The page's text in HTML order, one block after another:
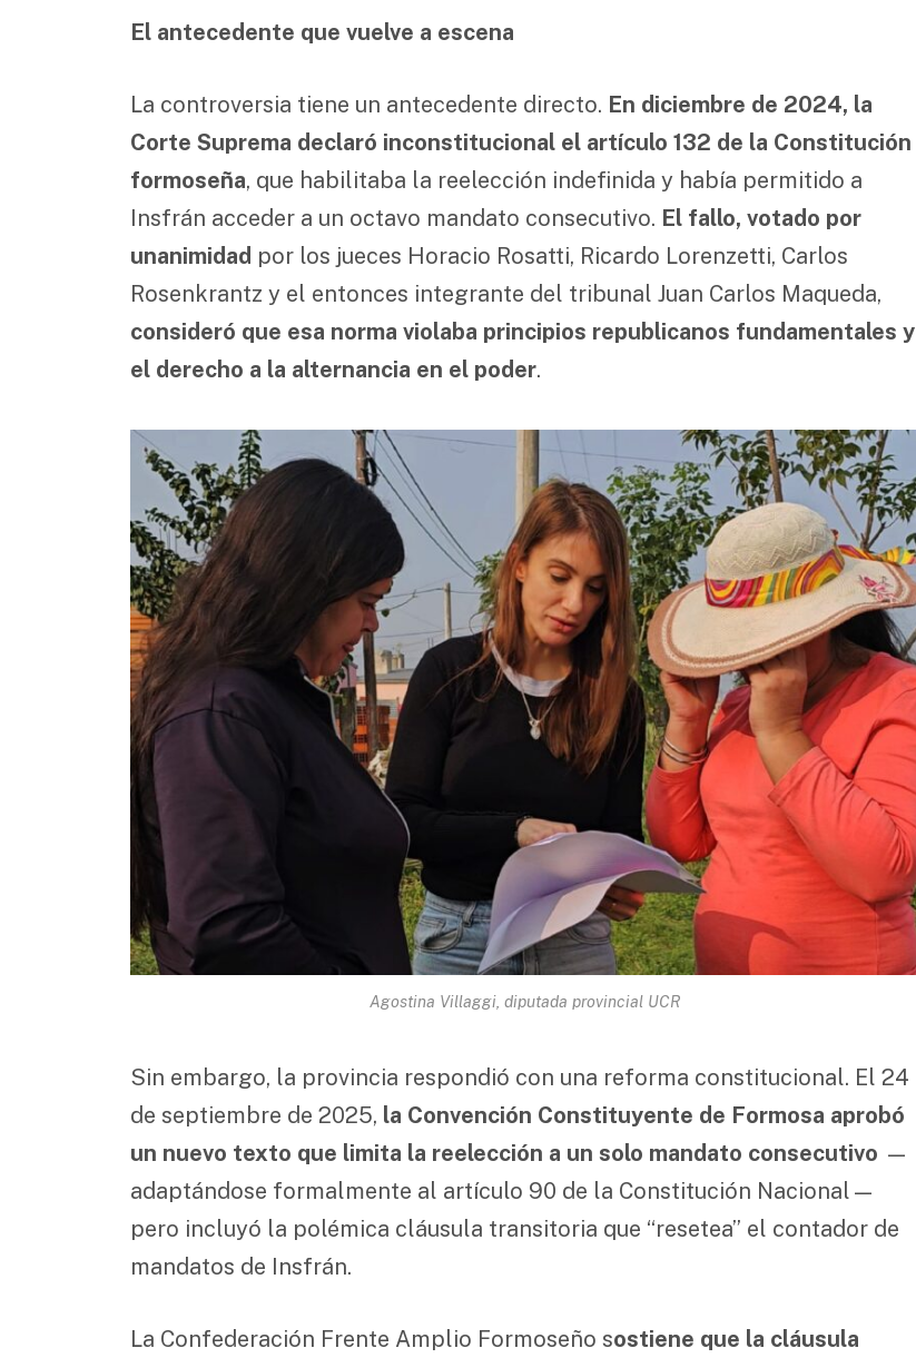
El antecedente que vuelve a escena
La controversia tiene un antecedente directo. En diciembre de 2024, la
Corte Suprema declaró inconstitucional el artículo 132 de la Constitución
formoseña, que habilitaba la reelección indefinida y había permitido a
Insfrán acceder a un octavo mandato consecutivo. El fallo, votado por
unanimidad por los jueces Horacio Rosatti, Ricardo Lorenzetti, Carlos
Rosenkrantz y el entonces integrante del tribunal Juan Carlos Maqueda,
consideró que esa norma violaba principios republicanos fundamentales y
el derecho a la alternancia en el poder.
Agostina Villaggi, diputada provincial UCR
Sin embargo, la provincia respondió con una reforma constitucional. El 24
de septiembre de 2025, la Convención Constituyente de Formosa aprobó
un nuevo texto que limita la reelección a un solo mandato consecutivo —
adaptándose formalmente al artículo 90 de la Constitución Nacional—
pero incluyó la polémica cláusula transitoria que “resetea” el contador de
mandatos de Insfrán.
La Confederación Frente Amplio Formoseño sostiene que la cláusula